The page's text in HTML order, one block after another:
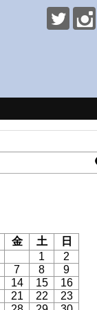
金 土
日
1
2
7 8
9
14 15
16
21 22
23